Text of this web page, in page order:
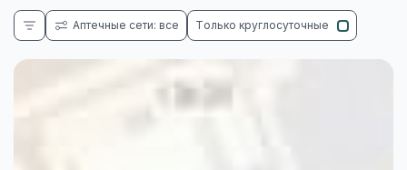
Аптечные сети: все Только круглосуточные